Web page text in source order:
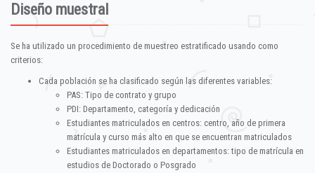
Diseño muestral
Se ha utilizado un procedimiento de muestreo estratificado usando como
criterios:
Cada población se ha clasificado según las diferentes variables:
PAS: Tipo de contrato y grupo
PDI: Departamento, categoría y dedicación
Estudiantes matriculados en centros: centro, año de primera
matrícula y curso más alto en que se encuentran matriculados
Estudiantes matriculados en departamentos: tipo de matrícula en
estudios de Doctorado o Posgrado